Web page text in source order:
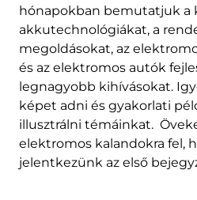
hónapokban bemutatjuk a
akkutechnológiákat, a
megoldásokat, az
és az elektromos autók
legnagyobb kihívásokat.
képet adni és gyakorlati
illusztrálni témáinkat.
elektromos kalandokra fel,
jelentkezünk az első